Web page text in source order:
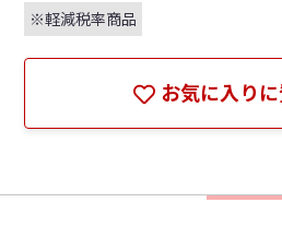
※軽減税率商品
お気に入り